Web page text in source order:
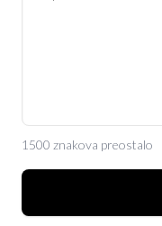
1500 znakova preostalo